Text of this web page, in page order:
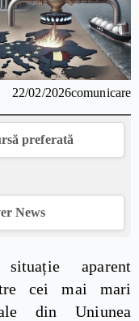
22/02/2026comunicare
preferată
News
aparent
cei mai mari
din Uniunea